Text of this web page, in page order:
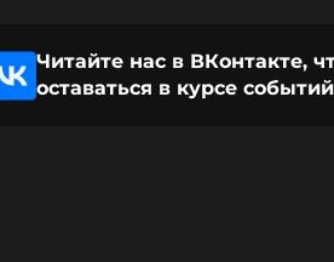
Читайте нас в ВКонтакте,
оставаться в курсе событий